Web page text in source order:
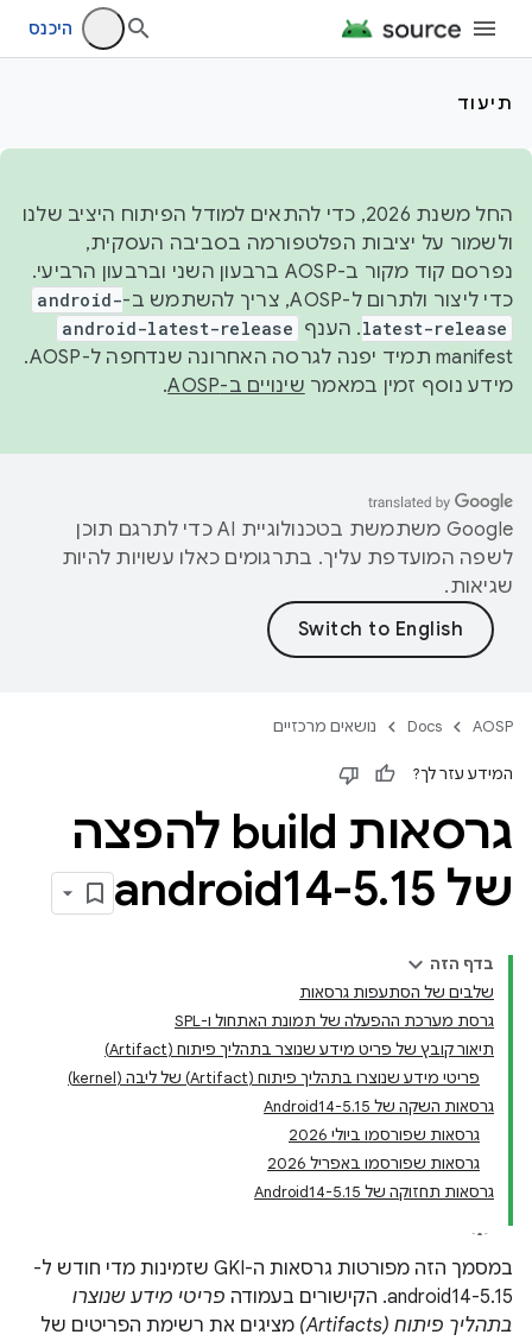
היכנס
תיעוד
החל משנת 2026, כדי להתאים למודל הפיתוח היציב שלנו
ולשמור על יציבות הפלטפורמה בסביבה העסקית,
נפרסם קוד מקור ב-AOSP ברבעון השני וברבעון הרביעי.
כדי ליצור ולתרום ל-AOSP, צריך להשתמש ב-
android-
latest-release. הענף android-latest-release
manifest תמיד יפנה לגרסה האחרונה שנדחפה ל-AOSP.
מידע נוסף זמין במאמר שינויים ב-AOSP .
‫Google משתמשת בטכנולוגיית AI כדי לתרגם תוכן
לשפה המועדפת עליך. בתרגומים כאלו עשויות להיות
שגיאות.
AOSP
Docs נושאים מרכזיים
המידע עזר לך?
גרסאות build להפצה
של android14-5
.15
בדף הזה
שלבים של הסתעפות גרסאות
גרסת מערכת ההפעלה של תמונת האתחול ו-SPL
תיאור קובץ של פריט מידע שנוצר בתהליך פיתוח (Artifact)
פריטי מידע שנוצרו בתהליך פיתוח (Artifact) של ליבה (kernel)
גרסאות השקה של Android14-5.15
גרסאות שפורסמו ביולי 2026
גרסאות שפורסמו באפריל 2026
גרסאות תחזוקה של Android14-5.15
במסמך הזה מפורטות גרסאות ה-GKI שזמינות מדי חודש ל-
android14-5.15. הקישורים בעמודה
פריטי מידע שנוצרו
בתהליך פיתוח (Artifacts)
מציגים את רשימת הפריטים של